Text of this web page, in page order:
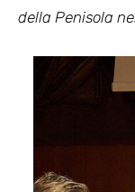
della Penisola